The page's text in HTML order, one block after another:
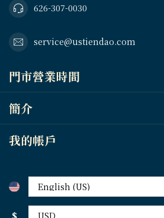
626-307-0030
service@ustiendao.com
門市營業時間
簡介
我的帳戶
$